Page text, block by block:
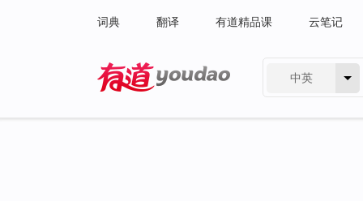
词典 翻译 有道精品课 云笔记
中英